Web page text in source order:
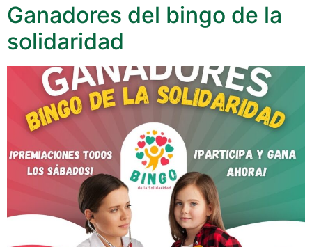
Ganadores del bingo de la
solidaridad